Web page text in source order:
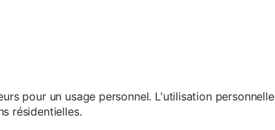
pour un usage personnel. L'utilisation personnelle
résidentielles.